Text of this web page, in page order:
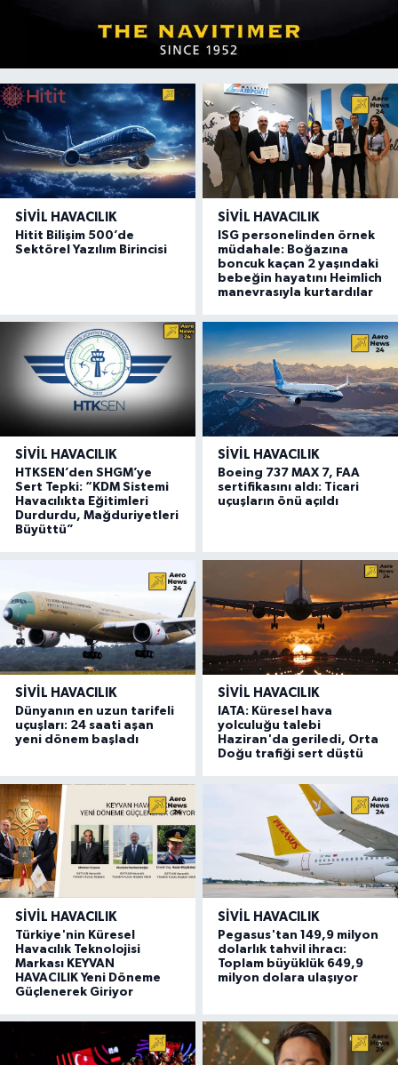
SIVIL HAVACILIK
Hitit Bilişim 500’de
Sektörel Yazılım Birincisi
SIVIL HAVACILIK
ISG personelinden örnek
müdahale: Boğazına
boncuk kaçan 2 yaşındaki
bebeğin hayatını Heimlich
manevrasıyla kurtardılar
SIVIL HAVACILIK
HTKSEN’den SHGM’ye
Sert Tepki: “KDM Sistemi
Havacılıkta Eğitimleri
Durdurdu, Mağduriyetleri
Büyüttü”
SIVIL HAVACILIK
Boeing 737 MAX 7, FAA
sertifikasını aldı: Ticari
uçuşların önü açıldı
SIVIL HAVACILIK
Dünyanın en uzun tarifeli
uçuşları: 24 saati aşan
yeni dönem başladı
SIVIL HAVACILIK
IATA: Küresel hava
yolculuğu talebi
Haziran'da geriledi, Orta
Doğu trafiği sert düştü
SIVIL HAVACILIK
Türkiye'nin Küresel
Havacılık Teknolojisi
Markası KEYVAN
HAVACILIK Yeni Döneme
Güçlenerek Giriyor
SIVIL HAVACILIK
Pegasus'tan 149,9 milyon
dolarlık tahvil ihracı:
Toplam büyüklük 649,9
milyon dolara ulaşıyor